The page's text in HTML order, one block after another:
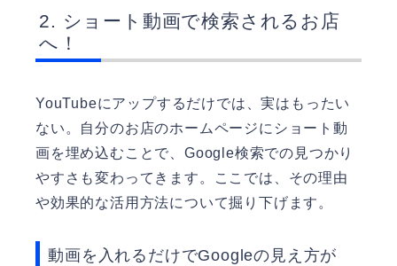
ショート動画で検索されるお店
へ！
YouTubeにアップするだけでは、実はもったい
ない。自分のお店のホームページにショート動
画を埋め込むことで、Google検索での見つかり
やすさも変わってきます。ここでは、その理由
や効果的な活用方法について掘り下げます。
動画を入れるだけでGoogleの見え方が